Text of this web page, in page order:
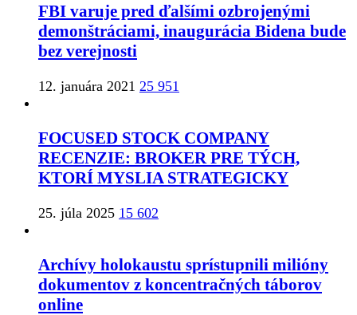
FBI varuje pred ďalšími ozbrojenými
demonštráciami, inaugurácia Bidena bude
bez verejnosti
12. januára 2021 25 951
FOCUSED STOCK COMPANY
RECENZIE: BROKER PRE TÝCH,
KTORÍ MYSLIA STRATEGICKY
25. júla 2025 15 602
Archívy holokaustu sprístupnili milióny
dokumentov z koncentračných táborov
online